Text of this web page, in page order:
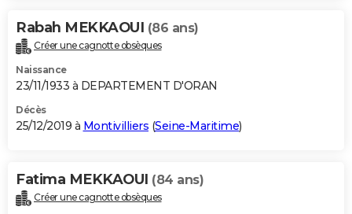
Rabah MEKKAOUI (86 ans)
Créer une cagnotte obsèques
Naissance
23/11/1933 à DEPARTEMENT D'ORAN
Décès
25/12/2019 à Montivilliers (Seine-Maritime)
Fatima MEKKAOUI (84 ans)
Créer une cagnotte obsèques